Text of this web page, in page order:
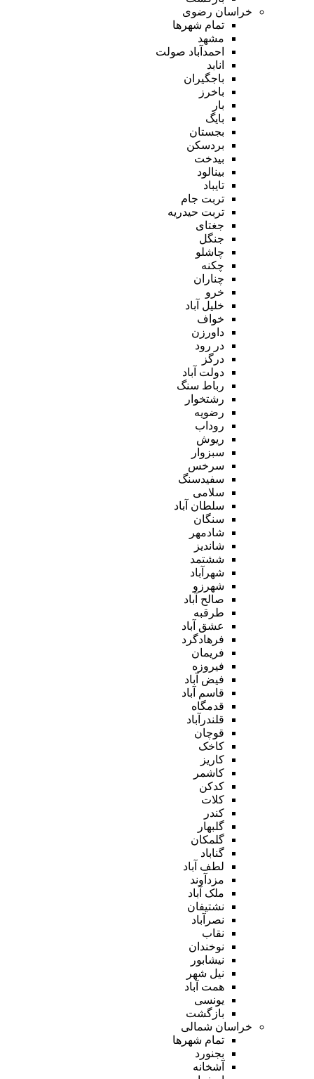
خراسان رضوی
تمام شهر‌ها
مشهد
احمدآباد صولت
انابد
باجگیران
باخرز
بار
بایگ
بجستان
بردسکن
بیدخت
بینالود
تایباد
تربت جام
تربت حیدریه
جغتای
جنگل
چاشلو
چکنه
چناران
خرو
خلیل آباد
خواف
داورزن
در رود
درگز
دولت آباد
رباط سنگ
رشتخوار
رضویه
روداب
ریوش
سبزوار
سرخس
سفیدسنگ
سلامی
سلطان آباد
سنگان
شادمهر
شاندیز
ششتمد
شهرآباد
شهرزو
صالح آباد
طرقبه
عشق آباد
فرهادگرد
فریمان
فیروزه
فیض آباد
قاسم آباد
قدمگاه
قلندرآباد
قوچان
کاخک
کاریز
کاشمر
کدکن
کلات
کندر
گلبهار
گلمکان
گناباد
لطف آباد
مزدآوند
ملک آباد
نشتیفان
نصرآباد
نقاب
نوخندان
نیشابور
نیل شهر
همت آباد
یونسی
بازگشت
خراسان شمالی
تمام شهر‌ها
بجنورد
آشخانه